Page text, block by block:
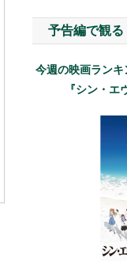
予告編で観
今週の映画ラン
『シン・エ